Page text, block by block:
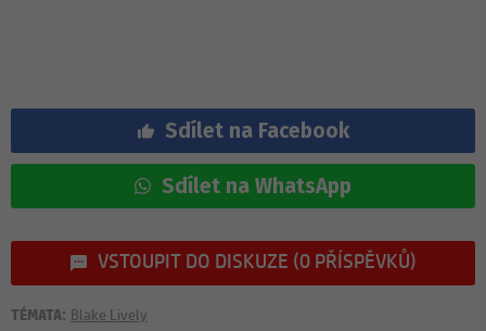
Sdílet na Facebook
Sdílet na WhatsApp
VSTOUPIT DO DISKUZE (0 PŘÍSPĚVKŮ)
TÉMATA: Blake Lively